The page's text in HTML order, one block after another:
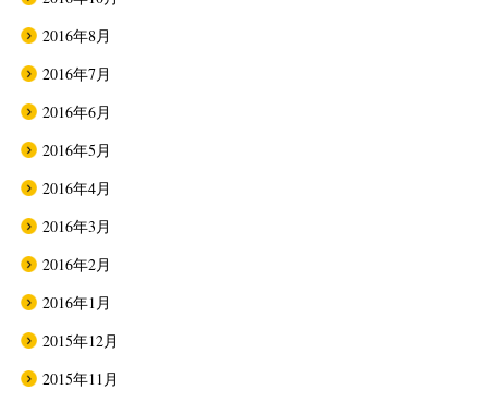
2016年8月
2016年7月
2016年6月
2016年5月
2016年4月
2016年3月
2016年2月
2016年1月
2015年12月
2015年11月